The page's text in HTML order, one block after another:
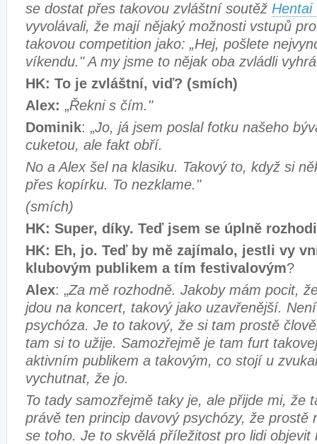
se dostat přes takovou zvláštní soutěž Hentai
vyvolávali, že mají nějaký možnosti vstupů
takovou competition jako: „Hej, pošlete
víkendu." A my jsme to nějak oba zvládli
HK: To je zvláštní, viď? (smích)
Alex: „Řekni s čím."
Dominik: „Jo, já jsem poslal fotku našeho
cuketou, ale fakt obří.
No a Alex šel na klasiku. Takový to, když si
přes kopírku. To nezklame."
(smích)
HK: Super, díky. Teď jsem se úplně
HK: Eh, jo. Teď by mě zajímalo, jestli vy
klubovým publikem a tím festivalovým?
Alex: „Za mě rozhodně. Jakoby mám pocit,
jdou na koncert, takový jako uzavřenější.
psychóza. Je to takový, že si tam prostě
tam si to užije. Samozřejmě je tam furt
aktivním publikem a takovým, co stojí u
vychutnat, že jo.
To tady samozřejmě taky je, ale přijde mi, že
právě ten princip davový psychózy, že prostě
se toho. Je to skvělá příležitost pro lidi objevit